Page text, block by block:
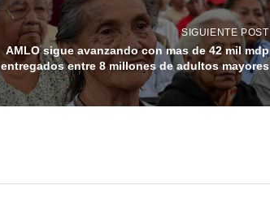
SIGUIENTE POST
AMLO sigue avanzando con mas de 42 mil mdp
entregados entre 8 millones de adultos mayores